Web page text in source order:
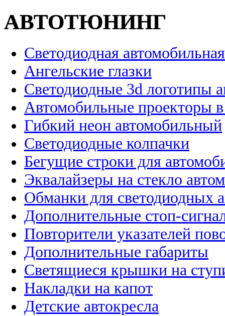
АВТОТЮНИНГ
Светодиодная
Ангельские глазки
Светодиодные 3d логотипы
Автомобильные проекторы
Гибкий неон автомобильный
Светодиодные колпачки
Бегущие строки для
Эквалайзеры на стекло
Обманки для светодиодных
Дополнительные стоп-
Повторители указателей
Дополнительные габариты
Светящиеся крышки на
Накладки на капот
Детские автокресла